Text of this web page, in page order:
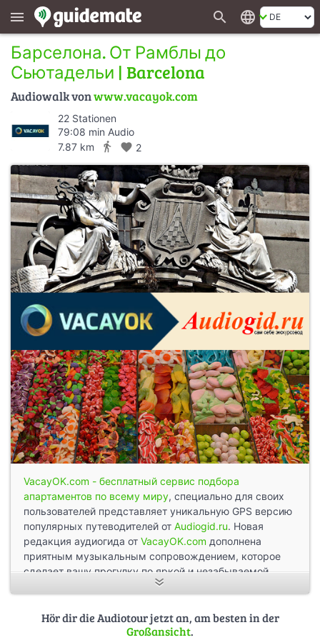
menu search language
Барселона. От Рамблы до
Сьютадельи | Barcelona
Audiowalk vonwww.vacayok.com
22 Stationen
79:08 min Audio
7.87 km
directions_walk favorite 2
VacayOK.com - бесплатный сервис подбора
апартаментов по всему миру, специально для своих
пользователей представляет уникальную GPS версию
популярных путеводителей от Audiogid.ru. Новая
редакция аудиогида от VacayOK.com дополнена
приятным музыкальным сопровождением, которое
сделает вашу прогулку по яркой и незабываемой
Барселоне еще увлекательнее.
Барселона. Сказочный город. Город, достойный быть
столицей не только Каталонии, но и всей Испании.
Hör dir die Audiotour jetzt an, am besten in der
Großansicht.